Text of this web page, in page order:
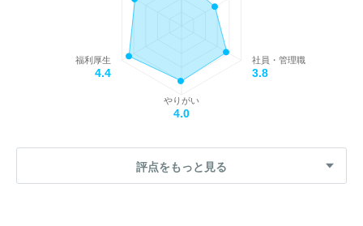
社員・管理職
3.8
やりがい
4.0
福利厚生
4.4
評点をもっと見る